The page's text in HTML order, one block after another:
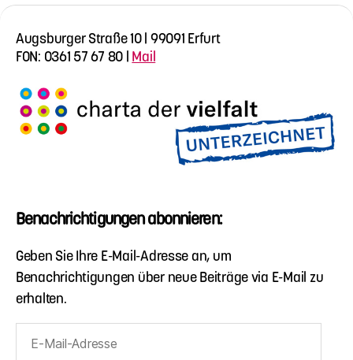
Augsburger Straße 10 | 99091 Erfurt
FON: 0361 57 67 80 | Mail
Benachrichtigungen abonnieren:
Geben Sie Ihre E-Mail-Adresse an, um
Benachrichtigungen über neue Beiträge via E-Mail zu
erhalten.
Mail-